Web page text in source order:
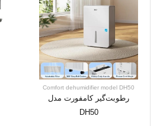
Comfort dehumidifier model DH50
رطوبت‌گیر کامفورت مدل
DH50